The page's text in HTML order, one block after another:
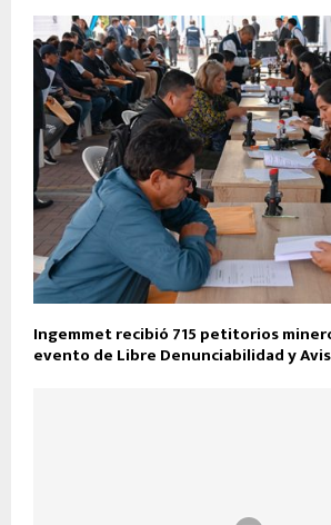
Ingemmet recibió 715 petitorios
evento de Libre Denunciabilidad y